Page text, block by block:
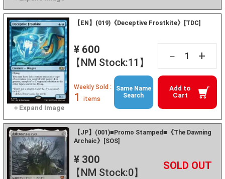
【EN】(019)《Deceptive Frostkite》[TDC]
¥ 600
【NM Stock:11】
－ +
Add to
Cart
Weekly Sold :
1 items
Same Name
Search
【JP】(001)■Promo Stamped■《The Dawning
Archaic》[SOS]
¥ 300
【NM Stock:0】
－ +